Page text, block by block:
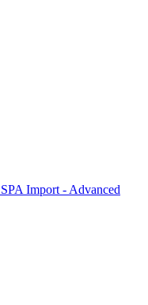
SPA Import - Advanced